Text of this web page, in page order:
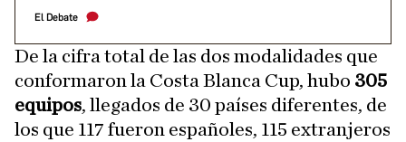
El Debate
De la cifra total de las dos modalidades que
conformaron la Costa Blanca Cup, hubo 305
equipos, llegados de 30 países diferentes, de
los que 117 fueron españoles, 115 extranjeros